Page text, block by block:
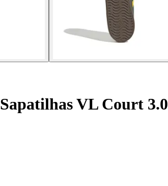
Sapatilhas VL Court 3.0